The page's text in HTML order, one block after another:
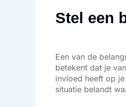
Stel een
Een van de
betekent dat je
invloed heeft op
situatie belandt